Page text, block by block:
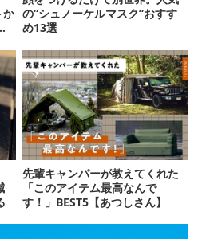
か の“シュノーケルマスク”おすす
め13選
先輩キャンパーが教えてくれた
「このアイテム最高なんで
す！」BEST5【あつしさん】